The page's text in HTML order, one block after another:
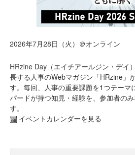
2026年7月28日（火）＠オンライン
HRzine Day（エイチアールジン・デイ
長する人事のWebマガジン「HRzine」
す。毎回、人事の重要課題を1つテーマ
パードが持つ知見・経験を、参加者の
す。
イベントカレンダーを見る